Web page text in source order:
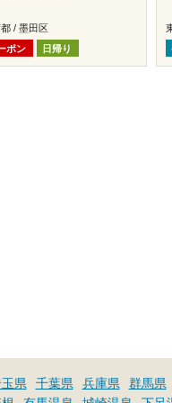
/ 墨田区
ポン
日帰り
県 千葉県 兵庫県 群馬県